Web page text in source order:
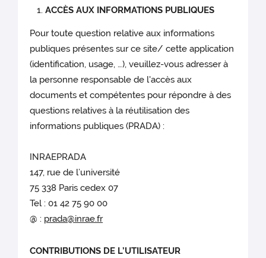
ACCÈS AUX INFORMATIONS PUBLIQUES
Pour toute question relative aux informations
publiques présentes sur ce site/ cette application
(identification, usage, …), veuillez-vous adresser à
la personne responsable de l'accès aux
documents et compétentes pour répondre à des
questions relatives à la réutilisation des
informations publiques (PRADA) :
INRAEPRADA
147, rue de l’université
75 338 Paris cedex 07
Tel : 01 42 75 90 00
@ : prada@inrae.fr
CONTRIBUTIONS DE L’UTILISATEUR